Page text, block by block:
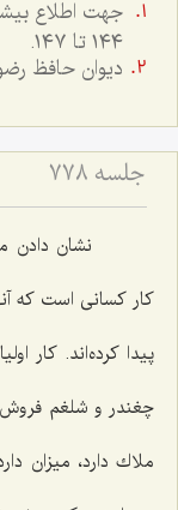
١٤٤ تا ١٤٧.
ديوان حافظ رضوان الله
جلسه ۷۷۸
نشان دادن
كار كسانی است كه
پیدا كرده‌اند. كار
چغندر و شلغم فروش
ملاك دارد، میزان